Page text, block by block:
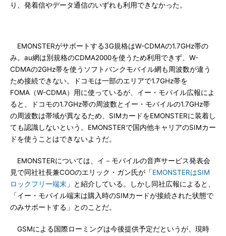
り、発着信やデータ通信のいずれも利用できなかった。
EMONSTERがサポートする3G規格はW-CDMAの1.7GHz帯の
み。au網は別規格のCDMA2000を使うため利用できず、W-
CDMAの2GHz帯を使うソフトバンクモバイル網も周波数が違う
ため接続できない。ドコモは一部のエリアで1.7GHz帯を
FOMA（W-CDMA）用に使っているが、イー・モバイル広報によ
ると、ドコモの1.7GHz帯の周波数とイー・モバイルの1.7GHz帯
の周波数は帯域が異なるため、SIMカードをEMONSTERに装着し
ても認識しないという。EMONSTERで国内他キャリアのSIMカー
ドを使うことはできないようだ。
EMONSTERについては、イ－モバイルの音声サービス発表会
見で同社社長兼COOのエリック・ガン氏が「EMONSTERはSIM
ロックフリー端末 」と紹介している。しかし同社広報によると、
「イー・モバイル端末は購入時のSIMカードが接続された状態で
のみサポートする」とのことだ。
GSMによる国際ローミングは今後提供予定だというが、現時